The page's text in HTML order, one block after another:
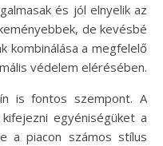
és jól elnyelik az
de kevésbé
kombinálása a megfelelő
védelem elérésében.
is fontos szempont. A
egyéniségüket a
a piacon számos stílus